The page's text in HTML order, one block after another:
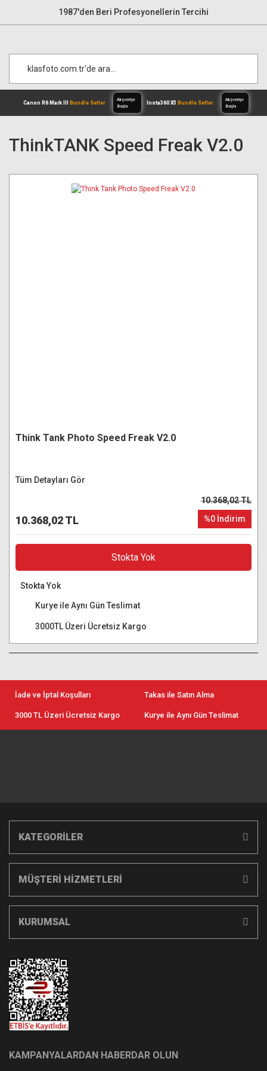
1987'den Beri Profesyonellerin Tercihi
Başla
ThinkTANK Speed Freak V2.0
Think Tank Photo Speed Freak V2.0
Tüm Detayları Gör
10.368,02 TL
10.368,02 TL
%0 İndirim
Stokta Yok
Stokta Yok
Kurye ile Aynı Gün Teslimat
3000TL Üzeri Ücretsiz Kargo
İade ve İptal Koşulları Takas ile Satın Alma
3000 TL Üzeri Ücretsiz Kargo Kurye ile Aynı Gün Teslimat
KATEGORİLER
MÜŞTERİ HİZMETLERİ
KURUMSAL
KAMPANYALARDAN HABERDAR OLUN